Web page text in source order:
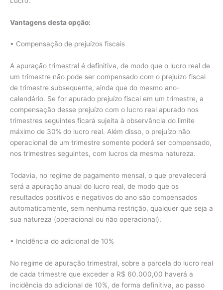
Vantagens desta opção:
• Compensação de prejuízos fiscais
A apuração trimestral é definitiva, de modo que o lucro real de
um trimestre não pode ser compensado com o prejuízo fiscal
de trimestre subsequente, ainda que do mesmo ano-
calendário. Se for apurado prejuízo fiscal em um trimestre, a
compensação desse prejuízo com o lucro real apurado nos
trimestres seguintes ficará sujeita à observância do limite
máximo de 30% do lucro real. Além disso, o prejuízo não
operacional de um trimestre somente poderá ser compensado,
nos trimestres seguintes, com lucros da mesma natureza.
Todavia, no regime de pagamento mensal, o que prevalecerá
será a apuração anual do lucro real, de modo que os
resultados positivos e negativos do ano são compensados
automaticamente, sem nenhuma restrição, qualquer que seja a
sua natureza (operacional ou não operacional).
• Incidência do adicional de 10%
No regime de apuração trimestral, sobre a parcela do lucro real
de cada trimestre que exceder a R$ 60.000,00 haverá a
incidência do adicional de 10%, de forma definitiva, ao passo